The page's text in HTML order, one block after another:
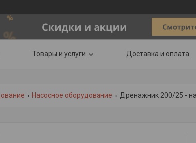
Товары и услуги Доставка и оплата
Насосное оборудование Дренажник 200/25 -